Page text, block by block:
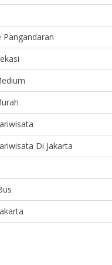
Pangandaran
Di Jakarta